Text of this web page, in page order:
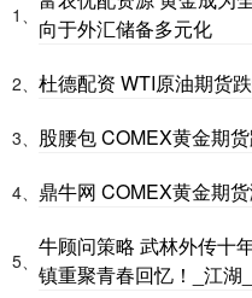
1、 向于外汇储备多元化
2、 杜德配资 WTI原油期货
3、 股腰包 COMEX黄金期
4、 鼎牛网 COMEX黄金期
5、
牛顾问策略 武林外传十
镇重聚青春回忆！_江湖